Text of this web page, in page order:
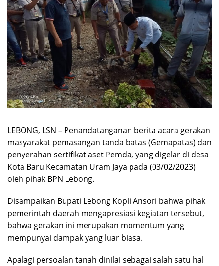
LEBONG, LSN – Penandatanganan berita acara gerakan
masyarakat pemasangan tanda batas (Gemapatas) dan
penyerahan sertifikat aset Pemda, yang digelar di desa
Kota Baru Kecamatan Uram Jaya pada (03/02/2023)
oleh pihak BPN Lebong.
Disampaikan Bupati Lebong Kopli Ansori bahwa pihak
pemerintah daerah mengapresiasi kegiatan tersebut,
bahwa gerakan ini merupakan momentum yang
mempunyai dampak yang luar biasa.
Apalagi persoalan tanah dinilai sebagai salah satu hal